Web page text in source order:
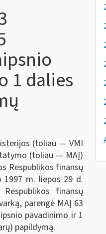
1 dalies
(toliau — VMI
(toliau — MAĮ)
Respublikos finansų
m. liepos 29 d.
finansų
parengė MAĮ 63
pavadinimo ir 1
papildymą.